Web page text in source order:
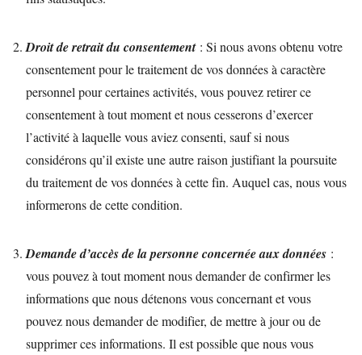
Droit de retrait du consentement : Si nous avons obtenu votre
consentement pour le traitement de vos données à caractère
personnel pour certaines activités, vous pouvez retirer ce
consentement à tout moment et nous cesserons d’exercer
l’activité à laquelle vous aviez consenti, sauf si nous
considérons qu’il existe une autre raison justifiant la poursuite
du traitement de vos données à cette fin. Auquel cas, nous vous
informerons de cette condition.
Demande d’accès de la personne concernée aux données :
vous pouvez à tout moment nous demander de confirmer les
informations que nous détenons vous concernant et vous
pouvez nous demander de modifier, de mettre à jour ou de
supprimer ces informations. Il est possible que nous vous